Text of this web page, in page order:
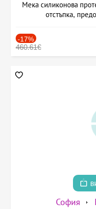
Мека силиконова
отстъпка,
-17%
460.61€
София